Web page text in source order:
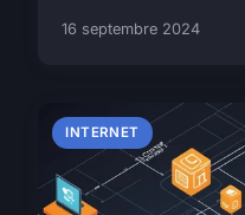
16 septembre 2024
INTERNET